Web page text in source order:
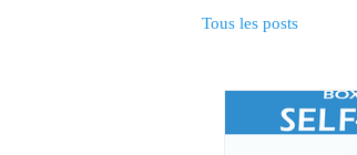
Tous les posts